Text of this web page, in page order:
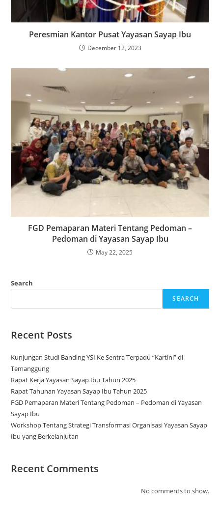
Peresmian Kantor Pusat Yayasan Sayap Ibu
December 12, 2023
FGD Pemaparan Materi Tentang Pedoman –
Pedoman di Yayasan Sayap Ibu
May 22, 2025
Search
SEARCH
Recent Posts
Kunjungan Studi Banding YSI Ke Sentra Terpadu “Kartini” di
Temanggung
Rapat Kerja Yayasan Sayap Ibu Tahun 2025
Rapat Tahunan Yayasan Sayap Ibu Tahun 2025
FGD Pemaparan Materi Tentang Pedoman – Pedoman di Yayasan
Sayap Ibu
Workshop Tentang Strategi Transformasi Organisasi Yayasan Sayap
Ibu yang Berkelanjutan
Recent Comments
No comments to show.